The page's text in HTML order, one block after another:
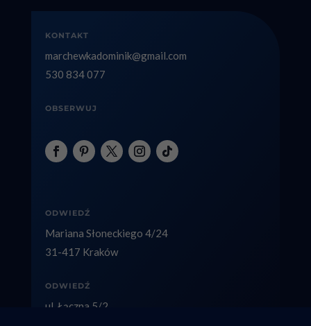
KONTAKT
marchewkadominik@gmail.com
530 834 077
OBSERWUJ
ODWIEDŹ
Mariana Słoneckiego 4/24
31-417 Kraków
ODWIEDŹ
ul. Łączna 5/2